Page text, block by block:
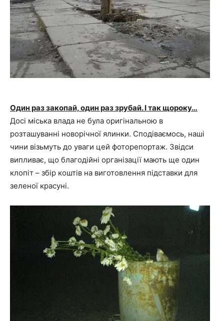
Один раз закопай, один раз зрубай. І так щороку…
Досі міська влада не була оригінальною в
розташуванні новорічної ялинки. Сподіваємось, наші
чини візьмуть до уваги цей фоторепортаж. Звідси
випливає, що благодійні організації мають ще один
клопіт – збір коштів на виготовлення підставки для
зеленої красуні.